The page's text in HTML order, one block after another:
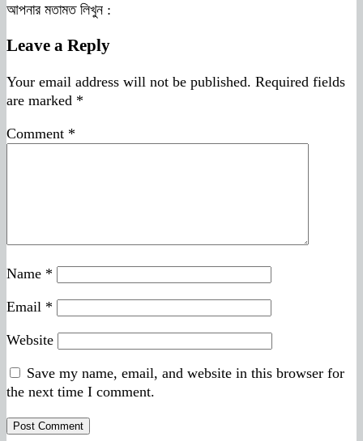
আপনার মতামত লিখুন :
Leave a Reply
Your email address will not be published. Required fields
are marked *
Comment *
Name *
Email *
Website
Save my name, email, and website in this browser for
the next time I comment.